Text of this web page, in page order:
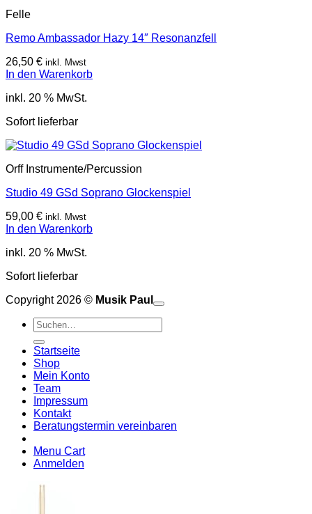
Felle
Remo Ambassador Hazy 14″ Resonanzfell
26,50 € inkl. Mwst
In den Warenkorb
inkl. 20 % MwSt.
Sofort lieferbar
Orff Instrumente/Percussion
Studio 49 GSd Soprano Glockenspiel
59,00 € inkl. Mwst
In den Warenkorb
inkl. 20 % MwSt.
Sofort lieferbar
Copyright 2026 © Musik Paul
Suchen
nach:
Startseite
Shop
Mein Konto
Team
Impressum
Kontakt
Beratungstermin vereinbaren
Menu Cart
Anmelden